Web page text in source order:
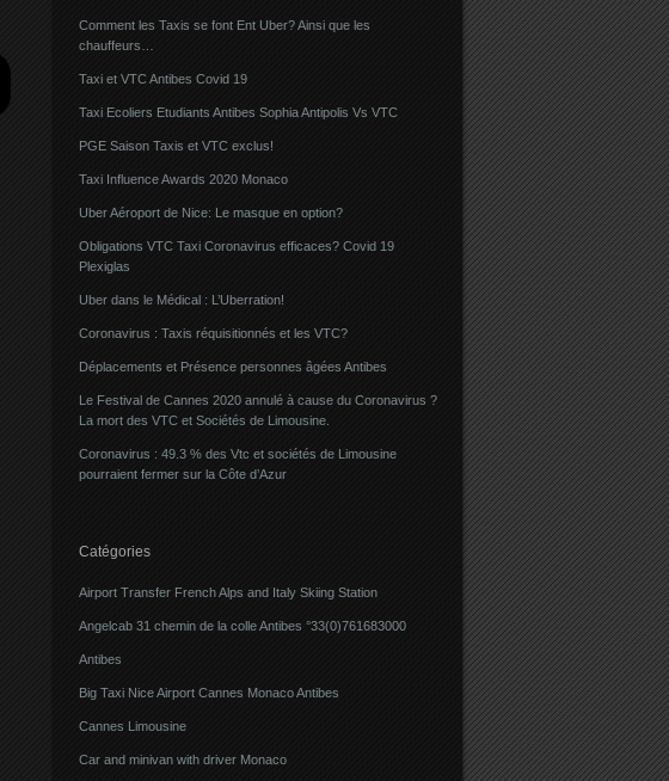
Comment les Taxis se font Ent Uber? Ainsi que les
chauffeurs…
Taxi et VTC Antibes Covid 19
Taxi Ecoliers Etudiants Antibes Sophia Antipolis Vs VTC
PGE Saison Taxis et VTC exclus!
Taxi Influence Awards 2020 Monaco
Uber Aéroport de Nice: Le masque en option?
Obligations VTC Taxi Coronavirus efficaces? Covid 19
Plexiglas
Uber dans le Médical : L’Uberration!
Coronavirus : Taxis réquisitionnés et les VTC?
Déplacements et Présence personnes âgées Antibes
Le Festival de Cannes 2020 annulé à cause du Coronavirus ?
La mort des VTC et Sociétés de Limousine.
Coronavirus : 49.3 % des Vtc et sociétés de Limousine
pourraient fermer sur la Côte d’Azur
Catégories
Airport Transfer French Alps and Italy Skiing Station
Angelcab 31 chemin de la colle Antibes °33(0)761683000
Antibes
Big Taxi Nice Airport Cannes Monaco Antibes
Cannes Limousine
Car and minivan with driver Monaco